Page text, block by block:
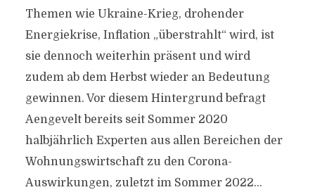
Themen wie Ukraine-Krieg, drohender
Energiekrise, Inflation „überstrahlt“ wird, ist
sie dennoch weiterhin präsent und wird
zudem ab dem Herbst wieder an Bedeutung
gewinnen. Vor diesem Hintergrund befragt
Aengevelt bereits seit Sommer 2020
halbjährlich Experten aus allen Bereichen der
Wohnungswirtschaft zu den Corona-
Auswirkungen, zuletzt im Sommer 2022...